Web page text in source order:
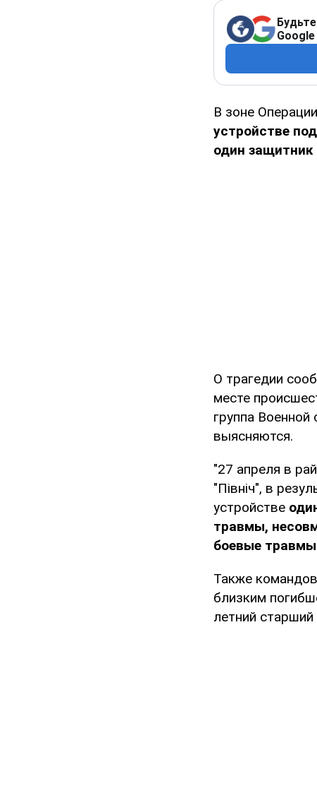
Google
В зоне
устройстве
один защитник
О трагедии
месте
группа
выясняются.
"27 апреля в
"Північ", в
устройстве
травмы,
боевые травмы
Также
близким
летний